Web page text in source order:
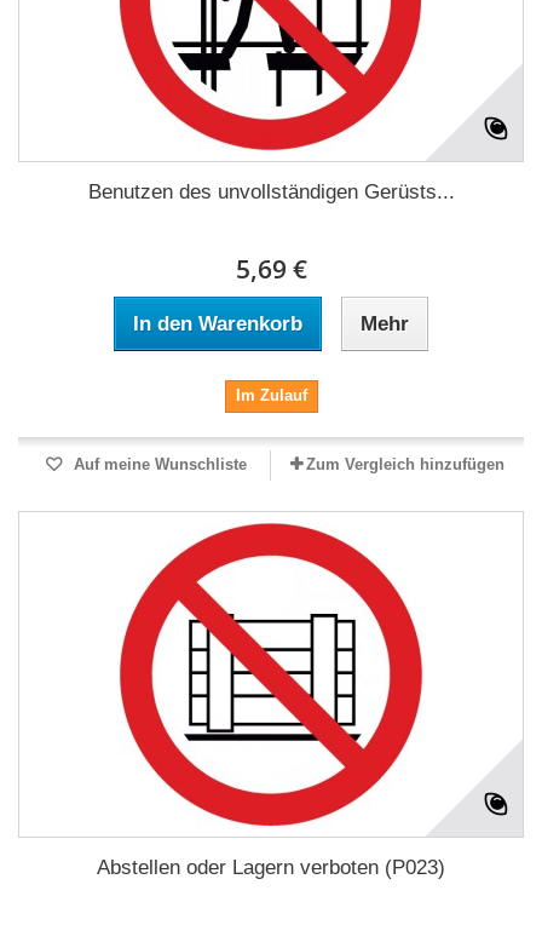
Benutzen des unvollständigen Gerüsts...
5,69 €
In den Warenkorb Mehr
Im Zulauf
Auf meine Wunschliste Zum Vergleich hinzufügen
Abstellen oder Lagern verboten (P023)